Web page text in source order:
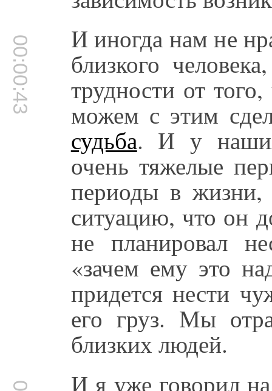
00:00:43 И иногда нам не
близкого
трудности от
можем с этим
судьба. И у
очень тяжелые
периоды в жизни,
ситуацию, что он
не планировал
«зачем ему это
придется нести
его груз. Мы
близких людей.
И я уже говорил